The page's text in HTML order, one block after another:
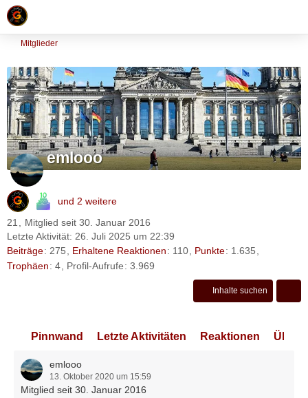
Mitglieder
emlooo
und 2 weitere
21
Mitglied seit 30. Januar 2016
Letzte Aktivität: 26. Juli 2025 um 22:39
Beiträge 275 Erhaltene Reaktionen 110 Punkte
1.635
Trophäen
4 Profil-Aufrufe 3.969
Inhalte suchen
Pinnwand Letzte Aktivitäten Reaktionen Über
emlooo
13. Oktober 2020 um 15:59
Mitglied seit 30. Januar 2016